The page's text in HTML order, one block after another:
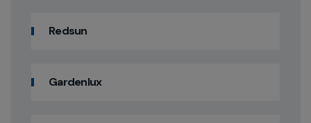
Redsun
Gardenlux